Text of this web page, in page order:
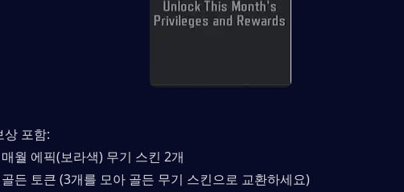
상 포함:
매월 에픽(보라색) 무기 스킨 2개
골든 토큰 (3개를 모아 골든 무기 스킨으로 교환하세요)